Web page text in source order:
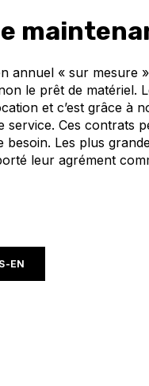
annuel « sur mesure
le prêt de matériel.
et c’est grâce à
Ces contrats
besoin. Les plus
leur agrément
EN